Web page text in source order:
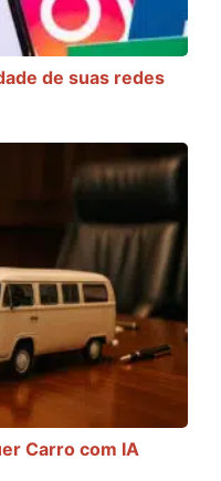
de suas redes
Carro com IA